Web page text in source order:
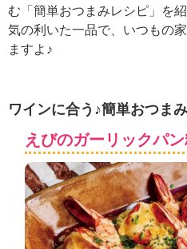
N
H
ケ
シ
ョ
ナ
ル
「
み
ん
む「簡単おつまみレシピ」を紹
気の利いた一品で、いつもの
ますよ♪
ワインに合う♪簡単おつま
えびのガーリックパ